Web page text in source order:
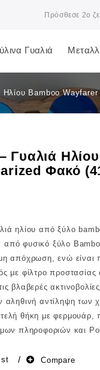
Πρόσθεσε 2ο
Γυαλιά
Ηλίου Bamboo
Γυαλιά
Φακό
ηλίου από ξύλο
από φυσικό ξύλο
απόχρωση, ενώ
με φίλτρο προστασίας
βλαβερές
αληθινή αντίληψη
θήκη με φερμουάρ,
πληροφοριών και
Compare